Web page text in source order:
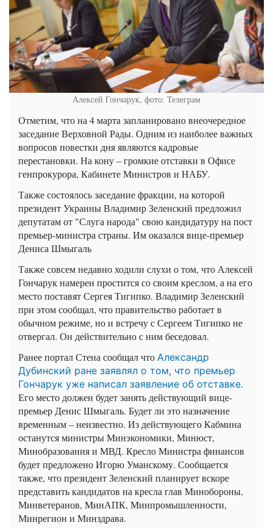
Алексей Гончарук, фото: Телеграм
Отметим, что на 4 марта запланировано внеочередное
заседание Верховной Рады. Одним из наиболее важных
вопросов повестки дня являются кадровые
перестановки. На кону – громкие отставки в Офисе
генпрокурора, Кабинете Министров и НАБУ.
Также состоялось заседание фракции, на которой
президент Украины Владимир Зеленский предложил
депутатам от "Слуга народа" свою кандидатуру на пост
премьер-министра страны. Им оказался вице-премьер
Дениса Шмыгаль
Также совсем недавно ходили слухи о том, что Алексей
Гончарук намерен простится со своим креслом, а на его
место поставят Сергея Тигипко. Владимир Зеленский
при этом сообщал, что правительство работает в
обычном режиме, но и встречу с Сергеем Тигипко не
отвергал. Он действительно с ним беседовал.
Ранее портал Стена сообщал что Александр
Дубинский ране заявлял о том, что премьер
Гончарук уже написал заявление об отставке.
Его место должен будет занять действующий вице-
премьер Денис Шмыгаль. Будет ли это назначение
временным – неизвестно. Из действующего Кабмина
останутся министры Минэкономики, Минюст,
Минобразования и МВД. Кресло Министра финансов
будет предложено Игорю Уманскому. Сообщается
также, что президент Зеленский планирует вскоре
представить кандидатов на кресла глав Минобороны,
Минветеранов, МинАПК, Минпромышленности,
Минрегион и Минздрава.